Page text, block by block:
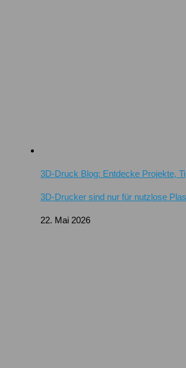
3D-Druck Blog: Entdecke Projekte,
3D-Drucker sind nur für nutzlose
22. Mai 2026